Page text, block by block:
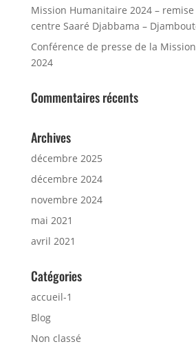
Mission Humanitaire 2024 –
centre Saaré Djabbama –
Conférence de presse de la
2024
Commentaires récents
Archives
décembre 2025
décembre 2024
novembre 2024
mai 2021
avril 2021
Catégories
accueil-1
Blog
Non classé